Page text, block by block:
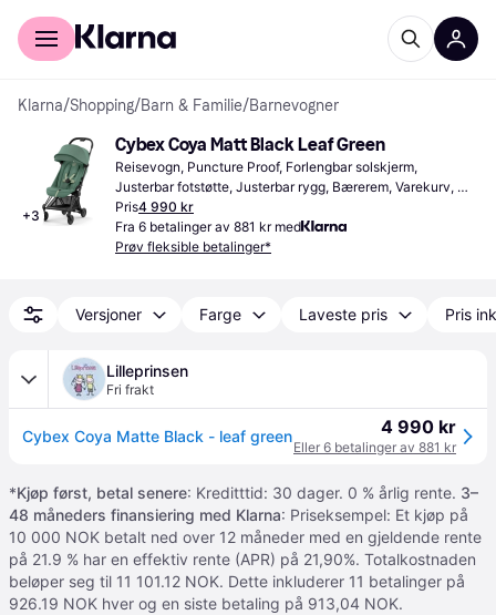
For kunder
Klarna/Shopping/Barn & Familie/Barnevogner
+3
Cybex Coya Matt Black Leaf Green
Reisevogn, Puncture Proof, Forlengbar solskjerm,
Justerbar fotstøtte, Justerbar rygg, Bærerem, Varekurv,
Justerbart håndtak, Avtagbart trekk,
Ettgrepssammenslåing, Liggeinnstillinger, Ergonomisk
sittedel, Regnbeskyttelse, Bøyle, Grønn
Pris4 990 kr
Fra 6 betalinger av 881 kr med
Prøv fleksible betalinger*
Versjoner Farge Laveste pris Pris
Lilleprinsen
Fri frakt
Cybex Coya Matte Black - leaf green 4 990 kr
Eller 6 betalinger av 881 kr
*Kjøp først, betal senere: Kreditttid: 30 dager. 0 % årlig rente. 3–
48 måneders finansiering med Klarna: Priseksempel: Et kjøp på
10 000 NOK betalt ned over 12 måneder med en gjeldende rente
på 21.9 % har en effektiv rente (APR) på 21,90%. Totalkostnaden
beløper seg til 11 101.12 NOK. Dette inkluderer 11 betalinger på
926.19 NOK hver og en siste betaling på 913,04 NOK.